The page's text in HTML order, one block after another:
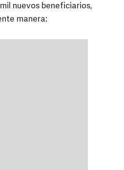
nuevos beneficiarios,
manera: